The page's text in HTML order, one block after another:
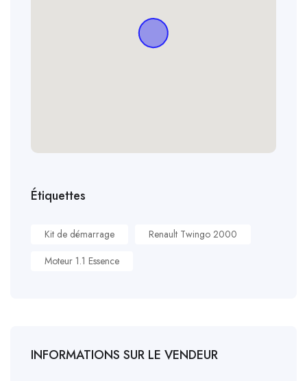
Étiquettes
Kit de démarrage
Renault Twingo 2000
Moteur 1.1 Essence
INFORMATIONS SUR LE VENDEUR